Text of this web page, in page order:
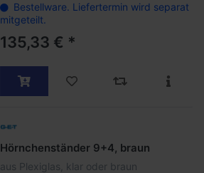
Bestellware. Liefertermin wird separat
mitgeteilt.
135,33 € *
Hörnchenständer 9+4, braun
aus Plexiglas, klar oder braun